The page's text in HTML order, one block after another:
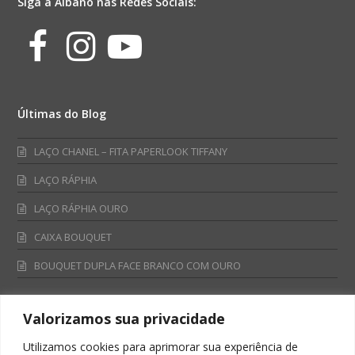
Valorizamos sua privacidade
Utilizamos cookies para aprimorar sua experiência de
Facebook
Instagram
Youtube
Últimas do Blog
LAÇO CHANEL – FITA PAPERLOOK TIFFANY
LAÇO RÁPHIA
LAÇO RÁPHIA OURO
CAIXA BOUQUET
BOUQUET DUPLA FACE BRANCO COM OURO
Fale Conosco